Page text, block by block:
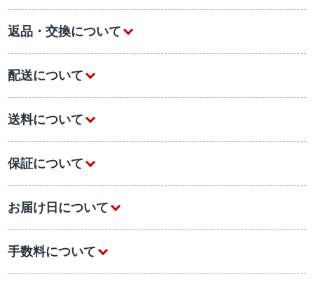
返品・交換について
配送について
送料について
保証について
お届け日について
手数料について